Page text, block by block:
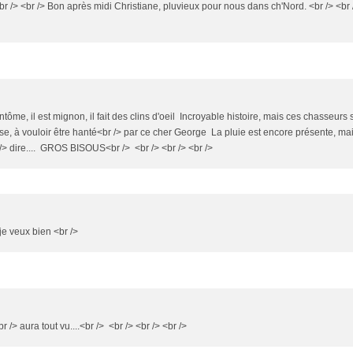
/> <br /> Bon après midi Christiane, pluvieux pour nous dans ch'Nord. <br /> <br
il est mignon, il fait des clins d'oeil Incroyable histoire, mais ces chasseurs
à vouloir être hanté<br /> par ce cher George La pluie est encore présente,
dire.... GROS BISOUS<br /> <br /> <br /> <br />
veux bien <br />
> aura tout vu....<br /> <br /> <br /> <br />